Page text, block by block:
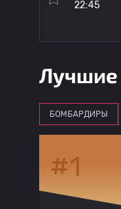
22:45
Лучшие
БОМБАРДИРЫ
#1